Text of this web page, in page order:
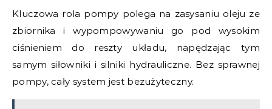
Kluczowa rola pompy polega na zasysaniu oleju ze
zbiornika i wypompowywaniu go pod wysokim
ciśnieniem do reszty układu, napędzając tym
samym siłowniki i silniki hydrauliczne. Bez sprawnej
pompy, cały system jest bezużyteczny.